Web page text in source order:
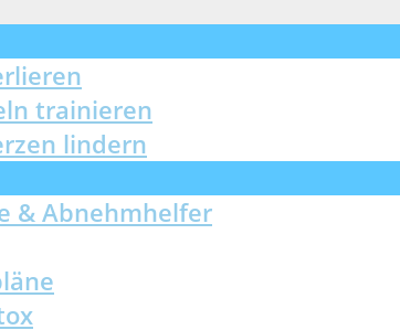
trainieren
lindern
& Abnehmhelfer